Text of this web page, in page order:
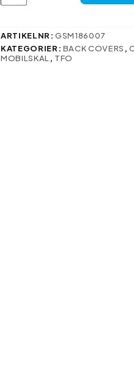
iPhone
16
Pro
ARTIKELNR:GSM186007
KATEGORIER: BACK COVERS ,
MOBILSKAL , TFO